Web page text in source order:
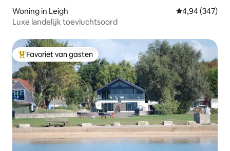
Woning in Leigh Gemiddelde
4,94 (347)
Luxe landelijk toevluchtsoord
Topfavoriet van gasten
Favoriet van gasten